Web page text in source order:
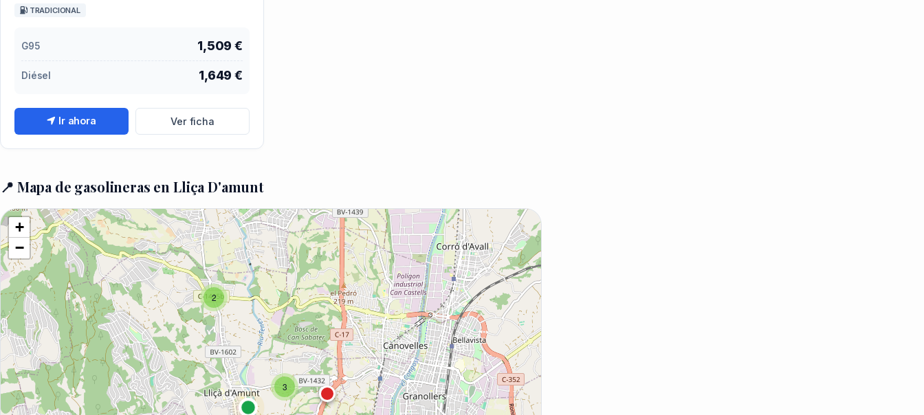
TRADICIONAL
G95 1,509 €
Diésel 1,649 €
Ir ahora Ver ficha
📍 Mapa de gasolineras en Lliça D'amunt
2
3
+
−